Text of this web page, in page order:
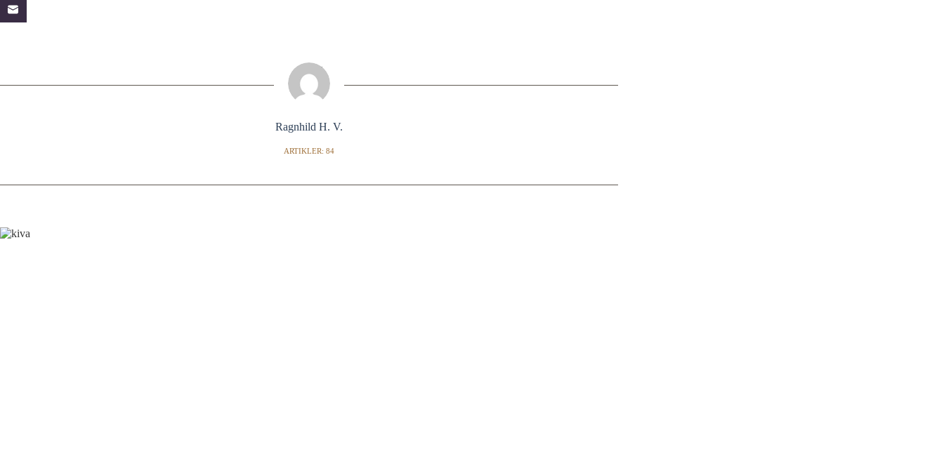
Ragnhild H. V.
ARTIKLER: 84